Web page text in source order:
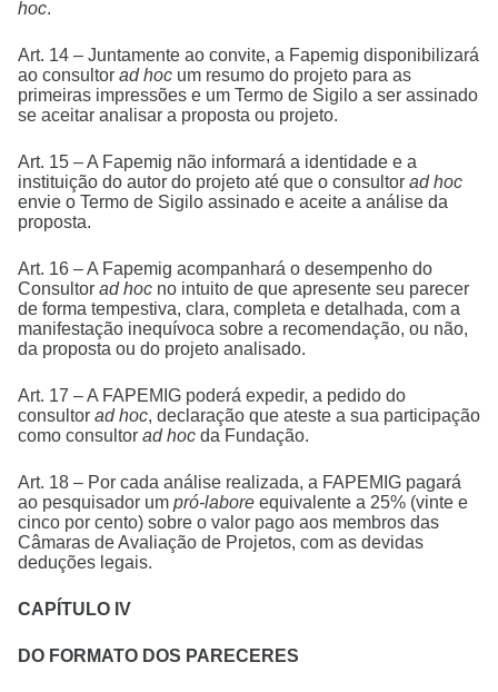
hoc.
Art. 14 – Juntamente ao convite, a Fapemig disponibilizará
ao consultor ad hoc um resumo do projeto para as
primeiras impressões e um Termo de Sigilo a ser assinado
se aceitar analisar a proposta ou projeto.
Art. 15 – A Fapemig não informará a identidade e a
instituição do autor do projeto até que o consultor ad hoc
envie o Termo de Sigilo assinado e aceite a análise da
proposta.
Art. 16 – A Fapemig acompanhará o desempenho do
Consultor ad hoc no intuito de que apresente seu parecer
de forma tempestiva, clara, completa e detalhada, com a
manifestação inequívoca sobre a recomendação, ou não,
da proposta ou do projeto analisado.
Art. 17 – A FAPEMIG poderá expedir, a pedido do
consultor ad hoc, declaração que ateste a sua participação
como consultor ad hoc da Fundação.
Art. 18 – Por cada análise realizada, a FAPEMIG pagará
ao pesquisador um pró-labore equivalente a 25% (vinte e
cinco por cento) sobre o valor pago aos membros das
Câmaras de Avaliação de Projetos, com as devidas
deduções legais.
CAPÍTULO IV
DO FORMATO DOS PARECERES